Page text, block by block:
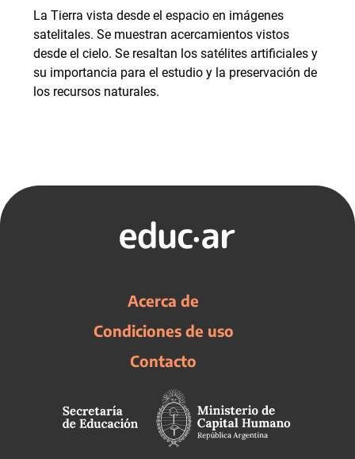
La Tierra vista desde el espacio en imágenes
satelitales. Se muestran acercamientos vistos
desde el cielo. Se resaltan los satélites artificiales y
su importancia para el estudio y la preservación de
los recursos naturales.
Acerca de
Condiciones de uso
Contacto